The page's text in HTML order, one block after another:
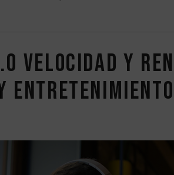
4.0 Velocidad y
entretenimiento